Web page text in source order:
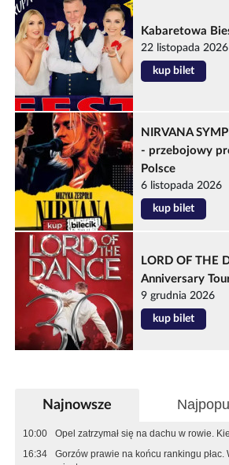
Kabaretowa
22 listopada 2026
kup bilet
NIRVANA
- przebojowy
Polsce
6 listopada 2026
kup bilet
LORD OF THE
Anniversary
9 grudnia 2026
kup bilet
Najnowsze
10:00
Opel zatrzymał się na dachu w rowie.
16:34
Gorzów prawie na końcu rankingu płac.